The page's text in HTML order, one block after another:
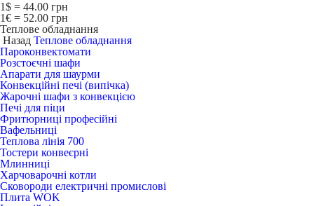
1$ = 44.00 грн
1€ = 52.00 грн
Теплове обладнання
Назад Теплове обладнання
Пароконвектомати
Розстоєчні шафи
Апарати для шаурми
Конвекційні печі (випічка)
Жарочні шафи з конвекцією
Печі для піци
Фритюрниці професійні
Вафельниці
Теплова лінія 700
Тостери конвеєрні
Млинниці
Харчоварочні котли
Сковороди електричні промислові
Плита WOK